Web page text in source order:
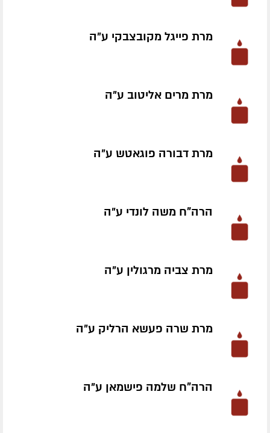
מרת פייגל מקובצבקי ע״ה
מרת מרים אליטוב ע״ה
מרת דבורה פוגאטש ע״ה
הרה"ח משה לונדי ע״ה
מרת צביה מרגולין ע״ה
מרת שרה פעשא הרליק ע״ה
הרה"ח שלמה פישמאן ע״ה